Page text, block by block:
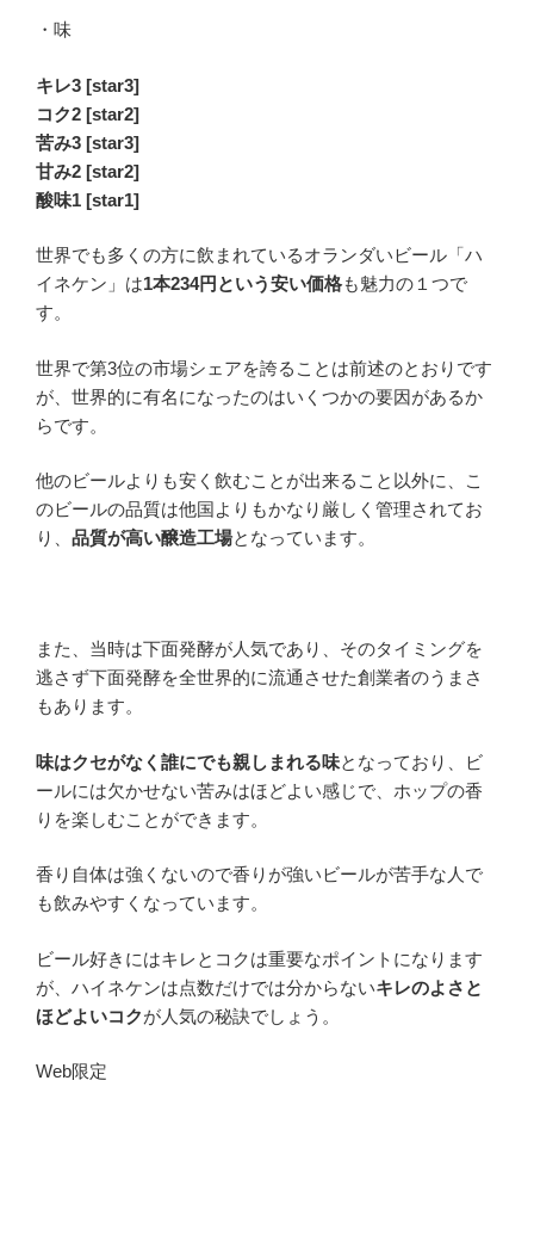
・味
キレ3 [star3]
コク2 [star2]
苦み3 [star3]
甘み2 [star2]
酸味1 [star1]
世界でも多くの方に飲まれているオランダいビール「ハ
イネケン」は1本234円という安い価格も魅力の１つで
す。
世界で第3位の市場シェアを誇ることは前述のとおりです
が、世界的に有名になったのはいくつかの要因があるか
らです。
他のビールよりも安く飲むことが出来ること以外に、こ
のビールの品質は他国よりもかなり厳しく管理されてお
り、 品質が高い醸造工場となっています。
また、当時は下面発酵が人気であり、そのタイミングを
逃さず下面発酵を全世界的に流通させた創業者のうまさ
もあります。
味はクセがなく誰にでも親しまれる味となっており、ビ
ールには欠かせない苦みはほどよい感じで、ホップの香
りを楽しむことができます。
香り自体は強くないので香りが強いビールが苦手な人で
も飲みやすくなっています。
ビール好きにはキレとコクは重要なポイントになります
が、ハイネケンは点数だけでは分からないキレのよさと
ほどよいコクが人気の秘訣でしょう。
Web限定